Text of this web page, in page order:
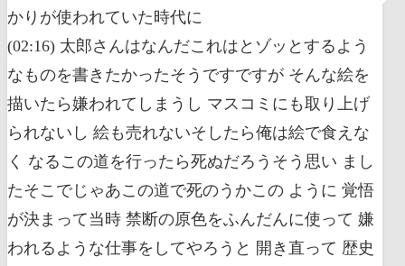
かりが使われていた時代に
(02:16) 太郎さんはなんだこれはとゾッとするよう
なものを書きたかったそうですですが そんな絵を
描いたら嫌われてしまうし マスコミにも取り上げ
られないし 絵も売れないそしたら俺は絵で食えな
く なるこの道を行ったら死ぬだろうそう思い まし
たそこでじゃあこの道で死のうかこの ように 覚悟
が決まって当時 禁断の原色をふんだんに使って 嫌
われるような仕事をしてやろうと 開き直って 歴史